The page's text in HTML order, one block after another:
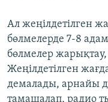
Ал жеңілдетілген
бөлмелерде 7-8
бөлмелер жарықтау,
Жеңілдетілген
демалады, арнайы
тамашалап, радио